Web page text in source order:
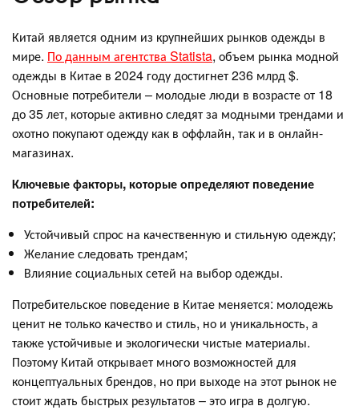
Китай является одним из крупнейших рынков одежды в
мире. По данным агентства Statista, объем рынка модной
одежды в Китае в 2024 году достигнет 236 млрд $.
Основные потребители – молодые люди в возрасте от 18
до 35 лет, которые активно следят за модными трендами и
охотно покупают одежду как в оффлайн, так и в онлайн-
магазинах.
Ключевые факторы, которые определяют поведение
потребителей:
Устойчивый спрос на качественную и стильную одежду;
Желание следовать трендам;
Влияние социальных сетей на выбор одежды.
Потребительское поведение в Китае меняется: молодежь
ценит не только качество и стиль, но и уникальность, а
также устойчивые и экологически чистые материалы.
Поэтому Китай открывает много возможностей для
концептуальных брендов, но при выходе на этот рынок не
стоит ждать быстрых результатов – это игра в долгую.